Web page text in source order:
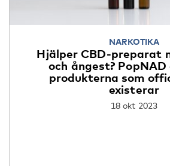
NARKOTIKA
Hjälper CBD-preparat
och ångest?
produkterna som
existerar
18 okt 2023